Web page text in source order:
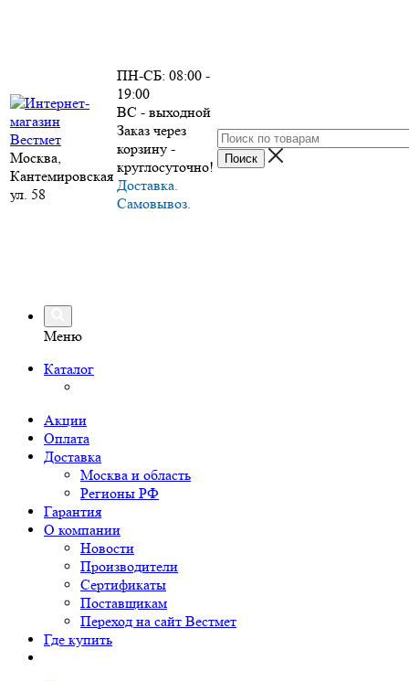
Москва,
Кантемировская
ул. 58
ПН-СБ: 08:00 -
19:00
ВС - выходной
Заказ через
корзину -
круглосуточно!
Доставка.
Самовывоз.
Меню
Каталог
Акции
Оплата
Доставка
Москва и область
Регионы РФ
Гарантия
О компании
Новости
Производители
Сертификаты
Поставщикам
Переход на сайт Вестмет
Где купить